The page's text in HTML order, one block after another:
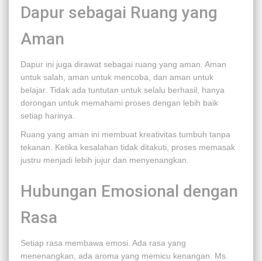
Dapur sebagai Ruang yang
Aman
Dapur ini juga dirawat sebagai ruang yang aman. Aman
untuk salah, aman untuk mencoba, dan aman untuk
belajar. Tidak ada tuntutan untuk selalu berhasil, hanya
dorongan untuk memahami proses dengan lebih baik
setiap harinya.
Ruang yang aman ini membuat kreativitas tumbuh tanpa
tekanan. Ketika kesalahan tidak ditakuti, proses memasak
justru menjadi lebih jujur dan menyenangkan.
Hubungan Emosional dengan
Rasa
Setiap rasa membawa emosi. Ada rasa yang
menenangkan, ada aroma yang memicu kenangan. Ms.